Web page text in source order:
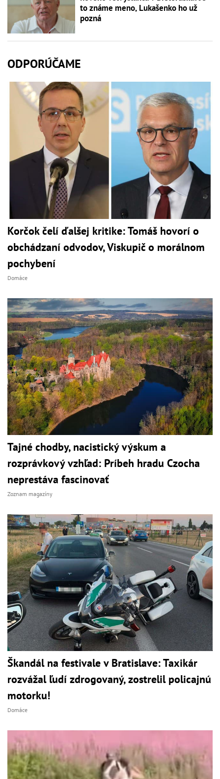
to známe meno, Lukašenko ho už
pozná
ODPORÚČAME
Korčok čelí ďalšej kritike: Tomáš hovorí o
obchádzaní odvodov, Viskupič o morálnom
pochybení
Domáce
Tajné chodby, nacistický výskum a
rozprávkový vzhľad: Príbeh hradu Czocha
neprestáva fascinovať
Zoznam magazíny
Škandál na festivale v Bratislave: Taxikár
rozvážal ľudí zdrogovaný, zostrelil policajnú
motorku!
Domáce